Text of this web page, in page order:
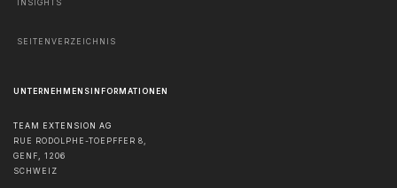
INSIGHTS
SEITENVERZEICHNIS
UNTERNEHMENSINFORMATIONEN
TEAM EXTENSION AG
RUE RODOLPHE-TOEPFFER 8,
GENF, 1206
SCHWEIZ